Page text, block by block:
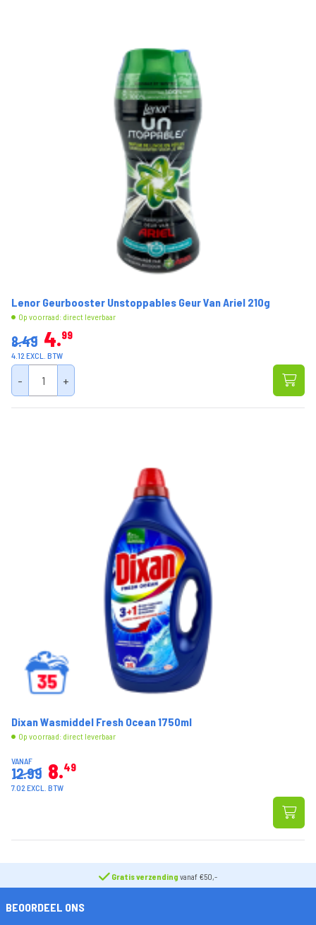
Lenor Geurbooster Unstoppables Geur Van Ariel 210g
Op voorraad: direct leverbaar
8.49 4 99
4.12 EXCL. BTW
- +
Dixan Wasmiddel Fresh Ocean 1750ml
Op voorraad: direct leverbaar
VANAF
12.99 8 49
7.02 EXCL. BTW
Gratis verzending vanaf €50,-
BEOORDEEL ONS